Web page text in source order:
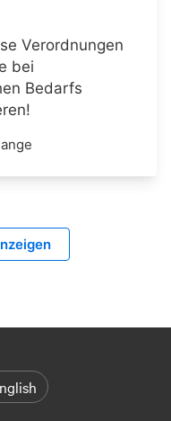
Verordnungen
bei
Bedarfs